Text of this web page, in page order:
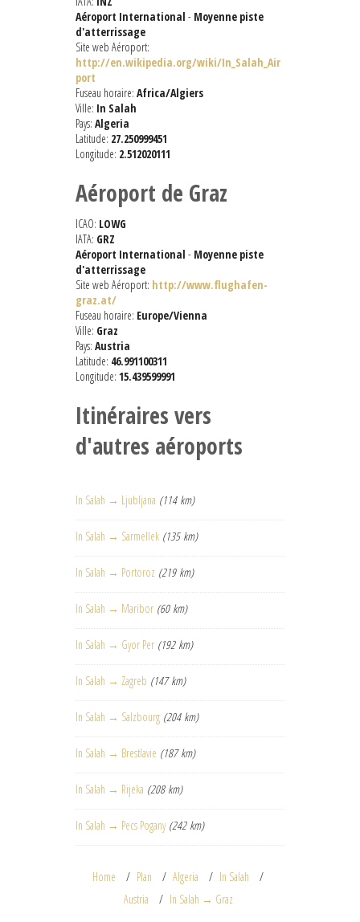
Aéroport International - Moyenne piste
d'atterrissage
Site web Aéroport:
http://en.wikipedia.org/wiki/In_Salah_Air
port
Fuseau horaire: Africa/Algiers
Ville: In Salah
Pays: Algeria
Latitude: 27.250999451
Longitude: 2.512020111
Aéroport de Graz
ICAO: LOWG
IATA: GRZ
Aéroport International - Moyenne piste
d'atterrissage
Site web Aéroport: http://www.flughafen-
graz.at/
Fuseau horaire: Europe/Vienna
Ville: Graz
Pays: Austria
Latitude: 46.991100311
Longitude: 15.439599991
Itinéraires vers
d'autres aéroports
In Salah → Ljubljana (114 km)
In Salah → Sarmellek (135 km)
In Salah → Portoroz (219 km)
In Salah → Maribor (60 km)
In Salah → Gyor Per (192 km)
In Salah → Zagreb (147 km)
In Salah → Salzbourg (204 km)
In Salah → Brestlavie (187 km)
In Salah → Rijeka (208 km)
In Salah → Pecs Pogany (242 km)
Home Plan Algeria
In Salah
Austria
In Salah → Graz